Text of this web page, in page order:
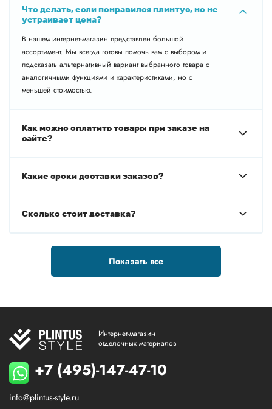
Что делать, если понравился плинтус, но не
устраивает цена?
В нашем интернет-магазин представлен большой
ассортимент. Мы всегда готовы помочь вам с выбором и
подсказать альтернативный вариант выбранного товара с
аналогичными функциями и характеристиками, но с
меньшей стоимостью.
Как можно оплатить товары при заказе на
сайте?
Какие сроки доставки заказов?
Сколько стоит доставка?
Показать все
Интернет-магазин
отделочных материалов
+7 (495)-147-47-10
info@plintus-style.ru